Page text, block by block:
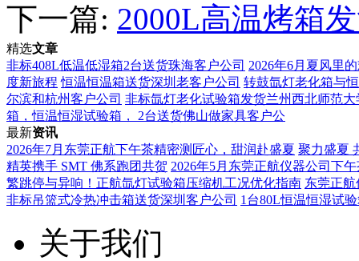
下一篇: 2000L高温烤箱
精选文章
非标408L低温低湿箱2台送货珠海客户公司 2026年6月夏风里
度新旅程 恒温恒温箱送货深圳老客户公司 转鼓氙灯老化箱与
尔滨和杭州客户公司 非标氙灯老化试验箱发货兰州西北师范大
箱，恒温恒湿试验箱， ​2台送货佛山做家具客户公
最新资讯
2026年7月东莞正航下午茶精密测匠心，甜润赴盛夏 聚力盛夏
精英携手 SMT 佛系跑团共贺 2026年5月东莞正航仪器公司下
繁跳停与异响！正航氙灯试验箱压缩机工况优化指南 东莞正
非标吊篮式冷热冲击箱送货深圳客户公司 1台80L恒温恒湿试
关于我们